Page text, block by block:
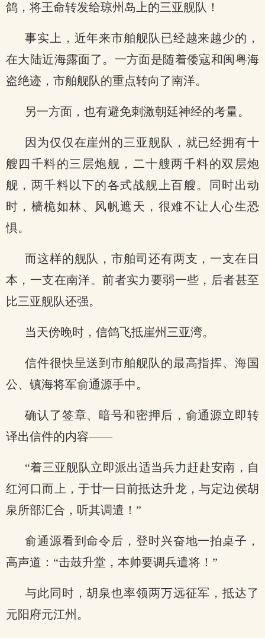
鸽，将王命转发给琼州岛上的三亚舰队！
事实上，近年来市舶舰队已经越来越少的，
在大陆近海露面了。一方面是随着倭寇和闽粤海
盗绝迹，市舶舰队的重点转向了南洋。
另一方面，也有避免刺激朝廷神经的考量。
因为仅仅在崖州的三亚舰队，就已经拥有十
艘四千料的三层炮舰，二十艘两千料的双层炮
舰，两千料以下的各式战舰上百艘。同时出动
时，樯桅如林、风帆遮天，很难不让人心生恐
惧。
而这样的舰队，市舶司还有两支，一支在日
本，一支在南洋。前者实力要弱一些，后者甚至
比三亚舰队还强。
当天傍晚时，信鸽飞抵崖州三亚湾。
信件很快呈送到市舶舰队的最高指挥、海国
公、镇海将军俞通源手中。
确认了签章、暗号和密押后，俞通源立即转
译出信件的内容——
“着三亚舰队立即派出适当兵力赶赴安南，自
红河口而上，于廿一日前抵达升龙，与定边侯胡
泉所部汇合，听其调遣！”
俞通源看到命令后，登时兴奋地一拍桌子，
高声道：“击鼓升堂，本帅要调兵遣将！”
与此同时，胡泉也率领两万远征军，抵达了
元阳府元江州。